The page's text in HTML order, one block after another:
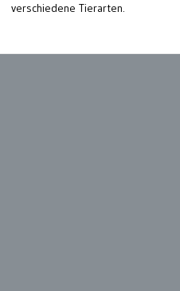
verschiedene Tierarten.